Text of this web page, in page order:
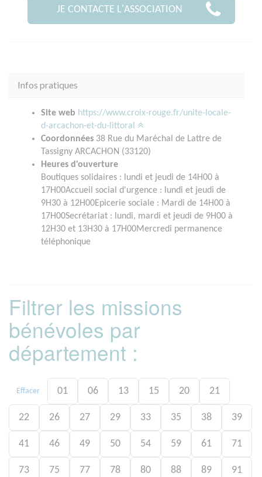
JE CONTACTE L'ASSOCIATION
Infos pratiques
Site web https://www.croix-rouge.fr/unite-locale-
d-arcachon-et-du-littoral
Coordonnées 38 Rue du Maréchal de Lattre de
Tassigny ARCACHON (33120)
Heures d'ouverture
Boutiques solidaires : lundi et jeudi de 14H00 à
17H00Accueil social d'urgence : lundi et jeudi de
9H30 à 12H00Epicerie sociale : Mardi de 14H00 à
17H00Secrétariat : lundi, mardi et jeudi de 9H00 à
12H30 et 13H30 à 17H00Mercredi permanence
téléphonique
Filtrer les missions
bénévoles par
département :
Effacer 01 06 13 15 20 21
22 26 27 29 33 35 38 39
41 46 49 50 54 59 61 71
73 75 77 78 80 88 89 91